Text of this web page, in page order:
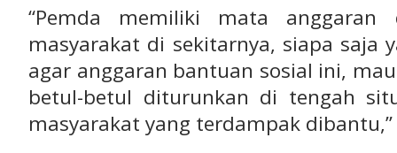
“Pemda memiliki mata
masyarakat di sekitarnya, siapa saja
agar anggaran bantuan sosial ini,
betul-betul diturunkan di tengah
masyarakat yang terdampak